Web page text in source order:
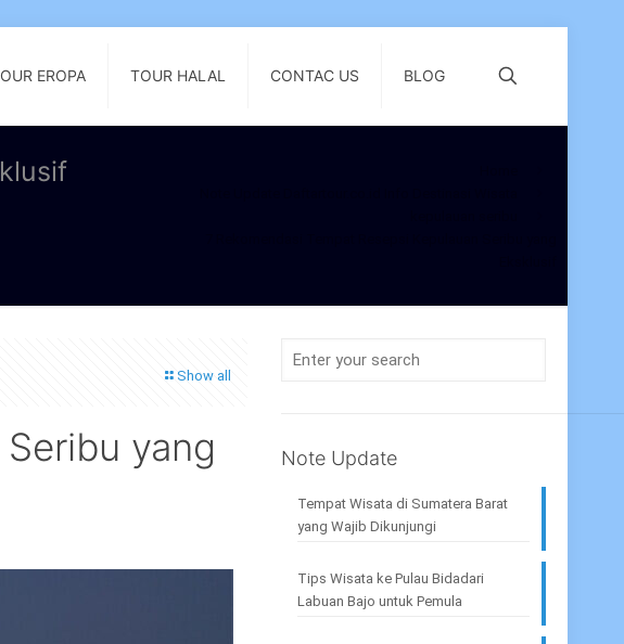
EROPA TOUR HALAL CONTAC US BLOG
Show all
yang
Note Update
Tempat Wisata di Sumatera Barat
yang Wajib Dikunjungi
Tips Wisata ke Pulau Bidadari
Labuan Bajo untuk Pemula